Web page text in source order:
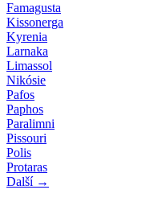
Famagusta
Kissonerga
Kyrenia
Larnaka
Limassol
Nikósie
Pafos
Paphos
Paralimni
Pissouri
Polis
Protaras
Další →